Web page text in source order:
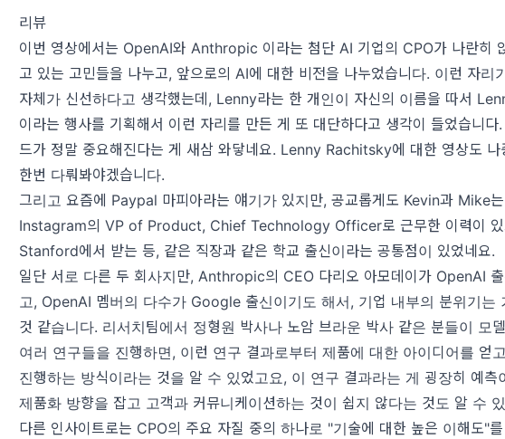
리뷰
이번 영상에서는 OpenAI와 Anthropic 이라는 첨단 AI 기업의 CPO가 나란히
고 있는 고민들을 나누고, 앞으로의 AI에 대한 비전을 나누었습니다. 이런 자리
자체가 신선하다고 생각했는데, Lenny라는 한 개인이 자신의 이름을 따서
이라는 행사를 기획해서 이런 자리를 만든 게 또 대단하다고 생각이 들었습니다
드가 정말 중요해진다는 게 새삼 와닿네요. Lenny Rachitsky에 대한 영상도 나
한번 다뤄봐야겠습니다.
그리고 요즘에 Paypal 마피아라는 얘기가 있지만, 공교롭게도 Kevin과 Mike
Instagram의 VP of Product, Chief Technology Officer로 근무한 이력이 있
Stanford에서 받는 등, 같은 직장과 같은 학교 출신이라는 공통점이 있었네요.
일단 서로 다른 두 회사지만, Anthropic의 CEO 다리오 아모데이가 OpenAI
고, OpenAI 멤버의 다수가 Google 출신이기도 해서, 기업 내부의 분위기는
것 같습니다. 리서치팀에서 정형원 박사나 노암 브라운 박사 같은 분들이 모
여러 연구들을 진행하면, 이런 연구 결과로부터 제품에 대한 아이디어를 얻
진행하는 방식이라는 것을 알 수 있었고요, 이 연구 결과라는 게 굉장히 예측
제품화 방향을 잡고 고객과 커뮤니케이션하는 것이 쉽지 않다는 것도 알 수
다른 인사이트로는 CPO의 주요 자질 중의 하나로 "기술에 대한 높은 이해도"